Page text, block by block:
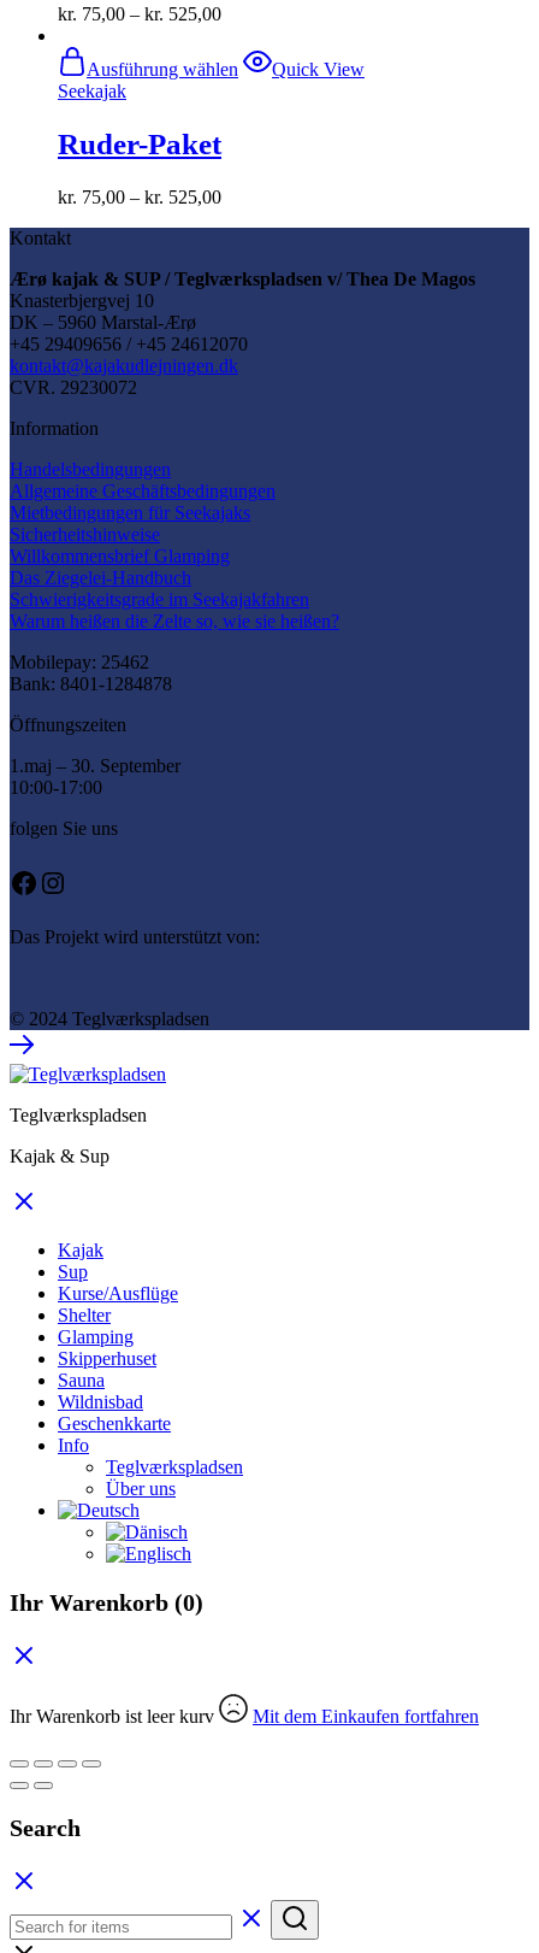
können
auf
kr. 75,00 – kr. 525,00
Ausführung wählen
Dieses
Produkt
können
der
Produktseite
werden
Quick View
Seekajak
Ruder-Paket
kr. 75,00 – kr. 525,00
Kontakt
Ærø kajak & SUP / Teglværkspladsen v/ Thea De Magos
Knasterbjergvej 10
DK – 5960 Marstal-Ærø
+45 29409656 / +45 24612070
kontakt@kajakudlejningen.dk
CVR. 29230072
Information
Handelsbedingungen
Allgemeine Geschäftsbedingungen
Mietbedingungen für Seekajaks
Sicherheitshinweise
Willkommensbrief Glamping
Das Ziegelei-Handbuch
Schwierigkeitsgrade im Seekajakfahren
Warum heißen die Zelte so, wie sie heißen?
Mobilepay: 25462
Bank: 8401-1284878
Öffnungszeiten
1.maj – 30. September
10:00-17:00
folgen Sie uns
Facebook
Instagram
Das Projekt wird unterstützt von:
© 2024 Teglværkspladsen
Teglværkspladsen
Kajak & Sup
Kajak
Sup
Kurse/Ausflüge
Shelter
Glamping
Skipperhuset
Sauna
Wildnisbad
Geschenkkarte
Info
Teglværkspladsen
Über uns
Ihr Warenkorb (0)
Ihr Warenkorb ist leer kurv Mit dem Einkaufen fortfahren
Search